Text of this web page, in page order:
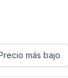
más bajo